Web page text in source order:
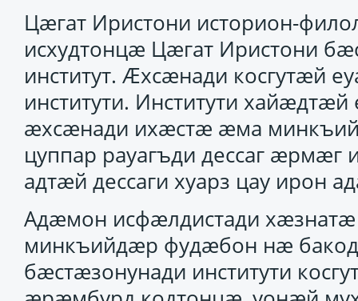
Цӕгат Иристони историон-
исхудтонцӕ Цӕгат Иристони
институт. Ӕхсӕнади косгутӕй
институти. Институти
ӕхсӕнади ихӕстӕ ӕма
цуппар рауагъди дессаг
адтӕй дессаги хуарз цау ирон
Адӕмон исфӕлдистади
минкъийдӕр фудӕбон нӕ
бӕстӕзонунади институти